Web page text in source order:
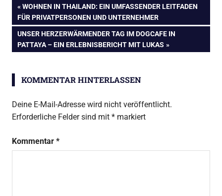
Beitragsnavigation
VORHERIGER
BEITRAG:
WOHNEN IN THAILAND: EIN UMFASSENDER LEITFADEN
FÜR PRIVATPERSONEN UND UNTERNEHMER
NÄCHSTER
BEITRAG:
UNSER HERZERWÄRMENDER TAG IM DOGCAFE IN
PATTAYA – EIN ERLEBNISBERICHT MIT LUKAS
KOMMENTAR HINTERLASSEN
Deine E-Mail-Adresse wird nicht veröffentlicht.
Erforderliche Felder sind mit * markiert
Kommentar *